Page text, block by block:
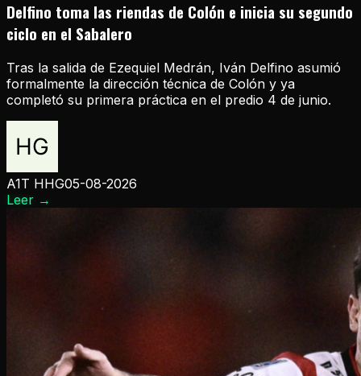
Delfino toma las riendas de Colón e inicia su segundo
ciclo en el Sabalero
Tras la salida de Ezequiel Medrán, Iván Delfino asumió
formalmente la dirección técnica de Colón y ya
completó su primera práctica en el predio 4 de junio.
A1T HHG05-08-2026
Leer →